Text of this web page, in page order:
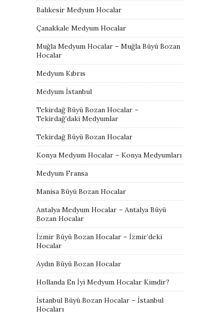
Balıkesir Medyum Hocalar
Çanakkale Medyum Hocalar
Muğla Medyum Hocalar – Muğla Büyü Bozan
Hocalar
Medyum Kıbrıs
Medyum İstanbul
Tekirdağ Büyü Bozan Hocalar –
Tekirdağ’daki Medyumlar
Tekirdağ Büyü Bozan Hocalar
Konya Medyum Hocalar – Konya Medyumları
Medyum Fransa
Manisa Büyü Bozan Hocalar
Antalya Medyum Hocalar – Antalya Büyü
Bozan Hocalar
İzmir Büyü Bozan Hocalar – İzmir’deki
Hocalar
Aydın Büyü Bozan Hocalar
Hollanda En İyi Medyum Hocalar Kimdir?
İstanbul Büyü Bozan Hocalar – İstanbul
Hocaları